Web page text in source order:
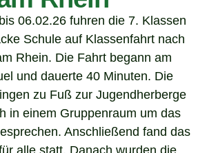
06.02.26 fuhren die 7. Klassen
Schule auf Klassenfahrt nach
Rhein. Die Fahrt begann am
und dauerte 40 Minuten. Die
zu Fuß zur Jugendherberge
in einem Gruppenraum um das
Anschließend fand das